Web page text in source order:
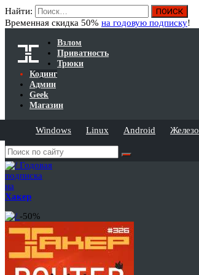
Найти:
Временная скидка 50% на годовую подписку!
Взлом
Приватность
Трюки
Кодинг
Админ
Geek
Магазин
Windows Linux Android Железо
Годовая
подписка
на
Хакер
-50%